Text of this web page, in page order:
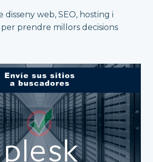
disseny web, SEO, hosting i
prendre millors decisions